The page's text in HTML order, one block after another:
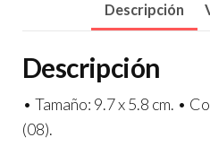
Descripción
Descripción
• Tamaño: 9.7 x 5.8 cm. •
(08).